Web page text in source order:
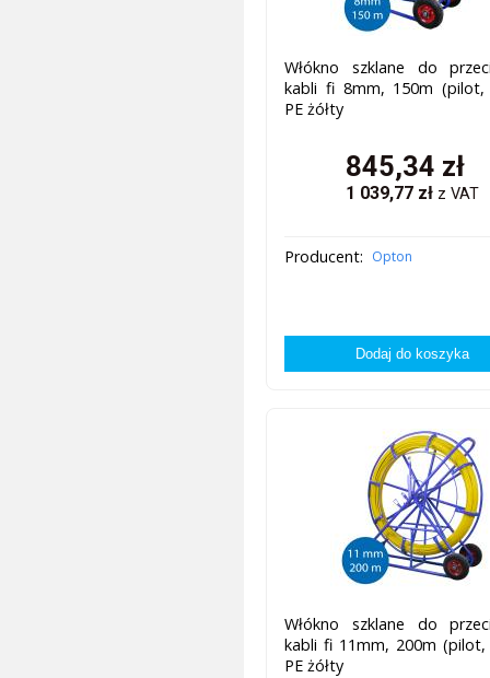
Włókno szklane do
kabli fi 8mm, 150m (pilot,
PE żółty
845,34 zł
1 039,77 zł z VAT
Producent: Opton
Włókno szklane do
kabli fi 11mm, 200m (pilot,
PE żółty